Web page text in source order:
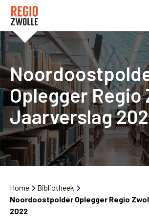
Oplegger Regio
Jaarverslag
Home
Bibliotheek
Noordoostpolder Oplegger Regio
2022